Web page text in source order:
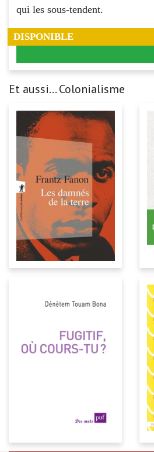
qui les sous-tendent.
DISPONIBLE
Et aussi... Colonialisme